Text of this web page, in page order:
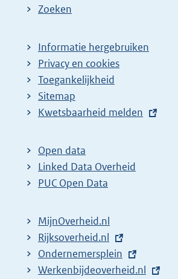
Zoeken
Informatie hergebruiken
Privacy en cookies
Toegankelijkheid
Sitemap
E
t
e
r
l
i
n
k
Kwetsbaarheid melden
Open data
Linked Data Overheid
PUC Open Data
MijnOverheid.nl
E
x
t
Rijksoverheid.nl
E
x
Ondernemersplein
E
Werkenbijdeoverheid.nl